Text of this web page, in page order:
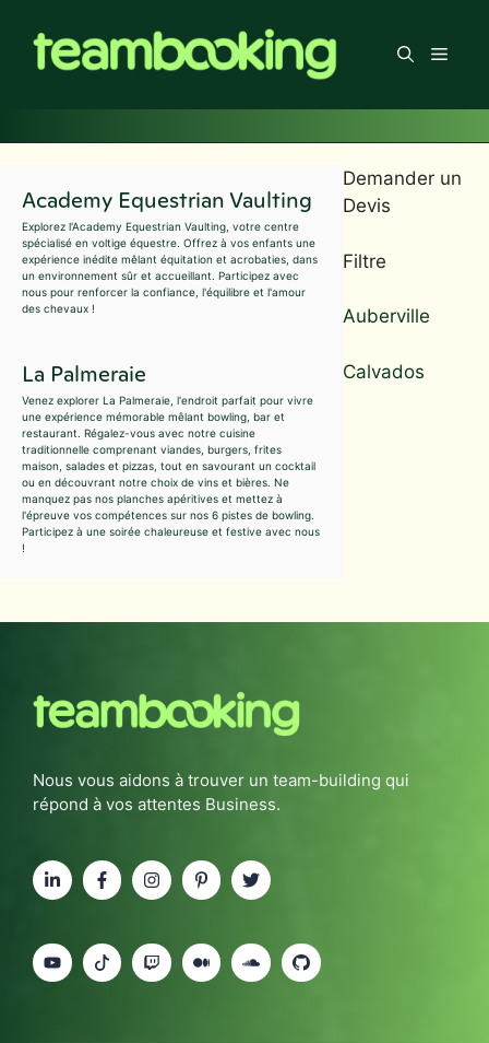
contenu
Menu
Academy Equestrian Vaulting
Explorez l'Academy Equestrian Vaulting, votre centre
spécialisé en voltige équestre. Offrez à vos enfants une
expérience inédite mêlant équitation et acrobaties, dans
un environnement sûr et accueillant. Participez avec
nous pour renforcer la confiance, l'équilibre et l'amour
des chevaux !
La Palmeraie
Venez explorer La Palmeraie, l'endroit parfait pour vivre
une expérience mémorable mêlant bowling, bar et
restaurant. Régalez-vous avec notre cuisine
traditionnelle comprenant viandes, burgers, frites
maison, salades et pizzas, tout en savourant un cocktail
ou en découvrant notre choix de vins et bières. Ne
manquez pas nos planches apéritives et mettez à
l'épreuve vos compétences sur nos 6 pistes de bowling.
Participez à une soirée chaleureuse et festive avec nous
!
Demander un
Devis
Filtre
Auberville
Calvados
Nous vous aidons à trouver un team-building qui
répond à vos attentes Business.